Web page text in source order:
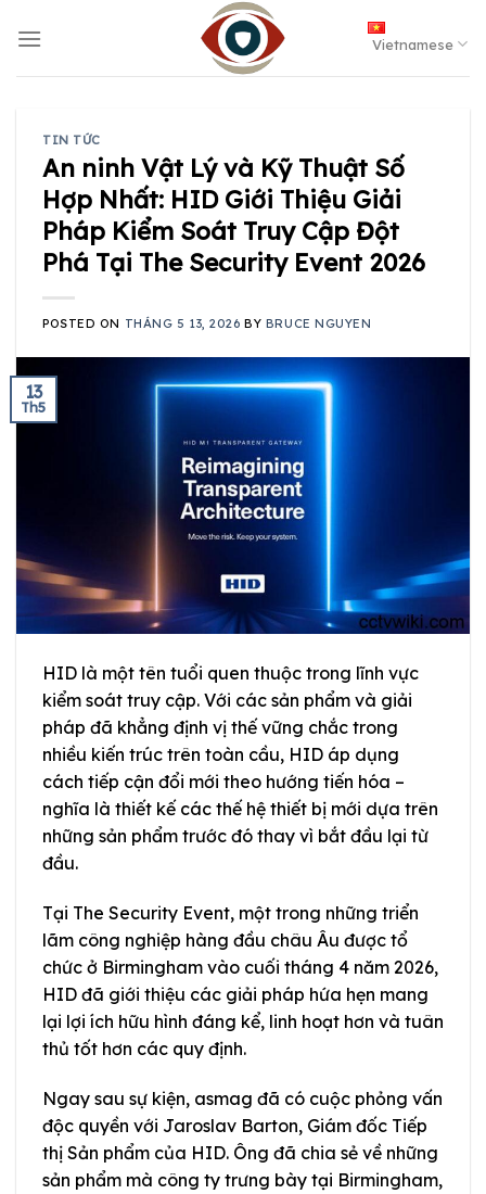
Vietnamese
TIN TỨC
An ninh Vật Lý và Kỹ Thuật Số
Hợp Nhất: HID Giới Thiệu Giải
Pháp Kiểm Soát Truy Cập Đột
Phá Tại The Security Event 2026
POSTED ON THÁNG 5 13, 2026 BY BRUCE NGUYEN
13
Th5
HID là một tên tuổi quen thuộc trong lĩnh vực
kiểm soát truy cập. Với các sản phẩm và giải
pháp đã khẳng định vị thế vững chắc trong
nhiều kiến trúc trên toàn cầu, HID áp dụng
cách tiếp cận đổi mới theo hướng tiến hóa –
nghĩa là thiết kế các thế hệ thiết bị mới dựa trên
những sản phẩm trước đó thay vì bắt đầu lại từ
đầu.
Tại The Security Event, một trong những triển
lãm công nghiệp hàng đầu châu Âu được tổ
chức ở Birmingham vào cuối tháng 4 năm 2026,
HID đã giới thiệu các giải pháp hứa hẹn mang
lại lợi ích hữu hình đáng kể, linh hoạt hơn và tuân
thủ tốt hơn các quy định.
Ngay sau sự kiện, asmag đã có cuộc phỏng vấn
độc quyền với Jaroslav Barton, Giám đốc Tiếp
thị Sản phẩm của HID. Ông đã chia sẻ về những
sản phẩm mà công ty trưng bày tại Birmingham,